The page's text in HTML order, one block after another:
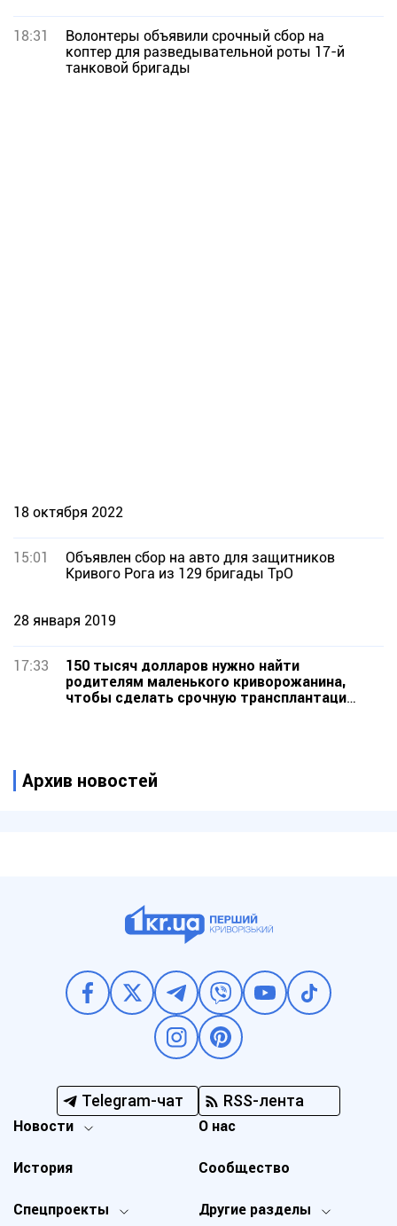
18:31
Волонтеры объявили срочный сбор на
коптер для разведывательной роты 17-й
танковой бригады
18 октября 2022
15:01
Объявлен сбор на авто для защитников
Кривого Рога из 129 бригады ТрО
28 января 2019
17:33
150 тысяч долларов нужно найти
родителям маленького криворожанина,
чтобы сделать срочную трансплантацию
Архив новостей
Telegram-чат RSS-лента
Новости
Спецпроекты Другие разделы
История
О нас
Сообщество